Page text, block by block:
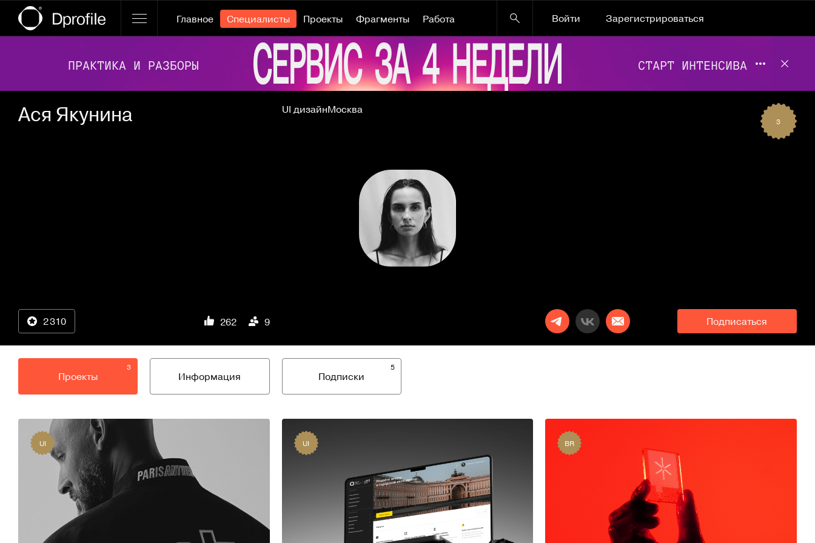
Главное Специалисты Проекты Фрагменты Работа Войти
Зарегистрироваться
Ася Якунина UI дизайнМосква
3
2 310 262 9 Подписаться
3
Проекты Информация
5
Подписки
UI UI BR